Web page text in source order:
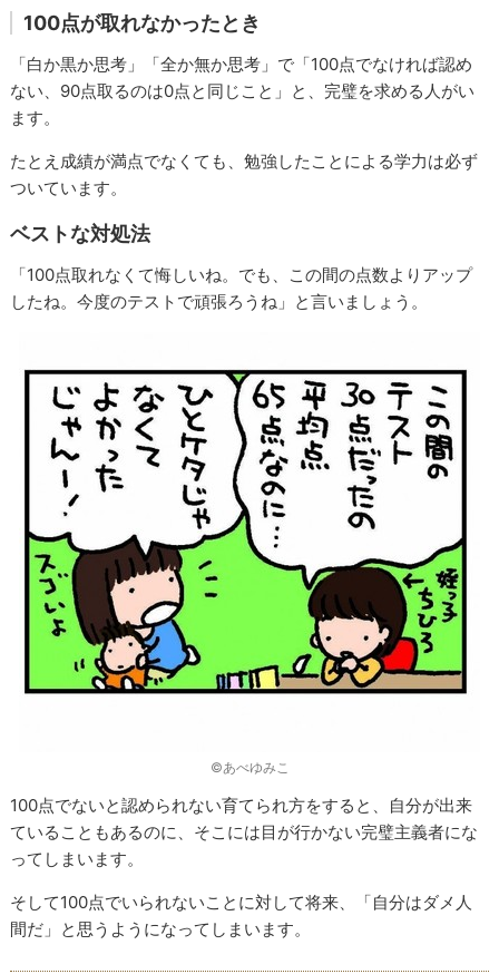
100点が取れなかったとき
「白か黒か思考」「全か無か思考」で「100点でなければ認め
ない、90点取るのは0点と同じこと」と、完璧を求める人がい
ます。
たとえ成績が満点でなくても、勉強したことによる学力は必ず
ついています。
ベストな対処法
「100点取れなくて悔しいね。でも、この間の点数よりアップ
したね。今度のテストで頑張ろうね」と言いましょう。
©あべゆみこ
100点でないと認められない育てられ方をすると、自分が出来
ていることもあるのに、そこには目が行かない完璧主義者にな
ってしまいます。
そして100点でいられないことに対して将来、「自分はダメ人
間だ」と思うようになってしまいます。